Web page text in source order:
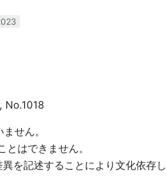
No.1018
せん。
はできません。
を記述することにより文化依存し